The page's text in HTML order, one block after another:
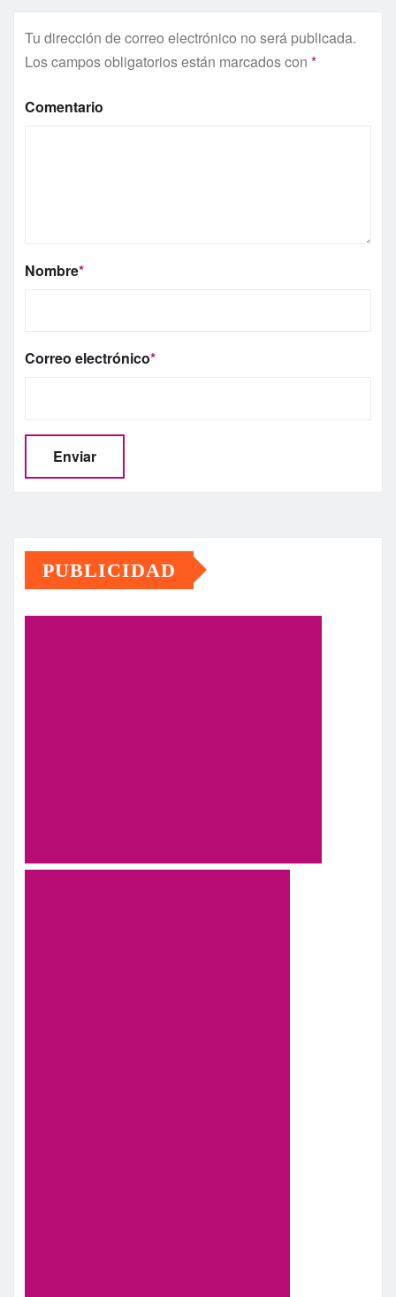
Tu dirección de correo electrónico no será publicada.
Los campos obligatorios están marcados con *
Comentario
Nombre*
Correo electrónico*
PUBLICIDAD